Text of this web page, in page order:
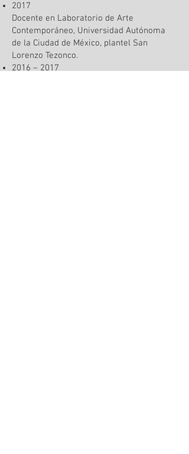
2017
Docente en Laboratorio de Arte
Contemporáneo, Universidad Autónoma
de la Ciudad de México, plantel San
Lorenzo Tezonco.
2016 – 2017